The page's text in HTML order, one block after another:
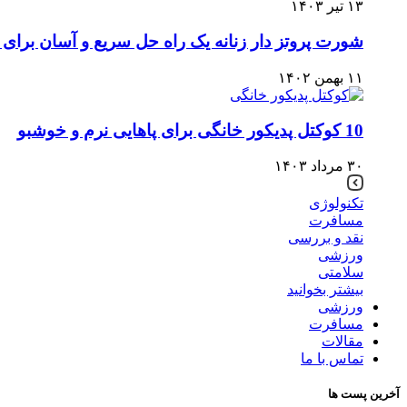
۱۳ تیر ۱۴۰۳
شورت پروتز دار زنانه یک راه حل سریع و آسان
۱۱ بهمن ۱۴۰۲
10 کوکتل پدیکور خانگی برای پاهایی نرم و خوشبو
۳۰ مرداد ۱۴۰۳
تکنولوژی
مسافرت
نقد و بررسی
ورزشی
سلامتی
بیشتر بخوانید
ورزشی
مسافرت
مقالات
تماس با ما
آخرین پست ها